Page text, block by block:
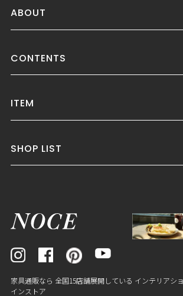
ABOUT
CONTENTS
ITEM
SHOP LIST
家具通販なら 全国15店舗展開している インテリアシ
インストア